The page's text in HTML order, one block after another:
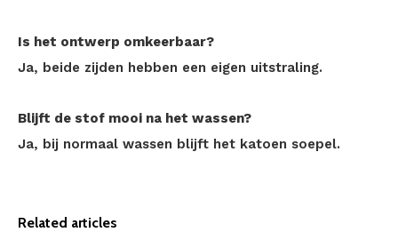
Is het ontwerp omkeerbaar?
Ja, beide zijden hebben een eigen uitstraling.
Blijft de stof mooi na het wassen?
Ja, bij normaal wassen blijft het katoen soepel.
Related articles